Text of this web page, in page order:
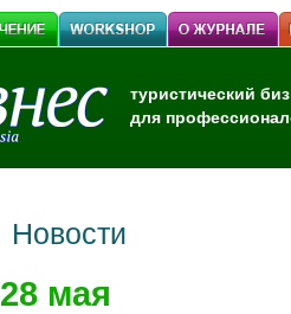
туристический
для
Новости
28 мая